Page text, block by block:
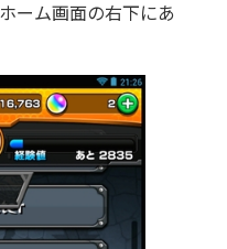
ーム画面の右下にあ